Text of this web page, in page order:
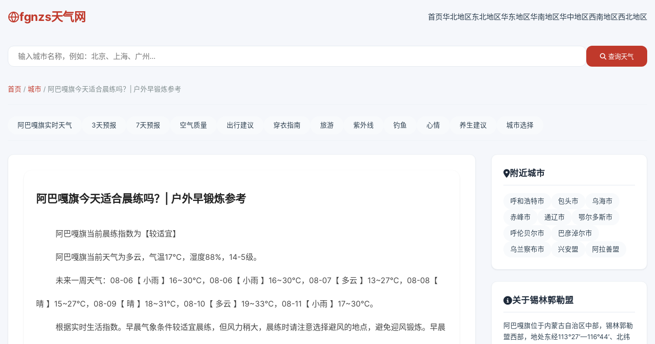
fgnzs天气网 首页华北地区东北地区华东地区华南地区华中地区西南地区西北地区
查询天气
首页 / 城市 / 阿巴嘎旗今天适合晨练吗？| 户外早锻炼参考
阿巴嘎旗实时天气 3天预报 7天预报 空气质量 出行建议 穿衣指南 旅游 紫外线 钓鱼 心情 养生建议 城市选择
阿巴嘎旗今天适合晨练吗？| 户外早锻炼参考
阿巴嘎旗当前晨练指数为【较适宜】
阿巴嘎旗当前天气为多云，气温17℃，湿度88%，14-5级。
未来一周天气：08-06【 小雨 】16~30℃，08-06【 小雨 】16~30℃，08-07【 多云 】13~27℃，08-08【
晴 】15~27℃，08-09【 晴 】18~31℃，08-10【 多云 】19~33℃，08-11【 小雨 】17~30℃。
根据实时生活指数。早晨气象条件较适宜晨练，但风力稍大，晨练时请注意选择避风的地点，避免迎风锻炼。早晨
附近城市
呼和浩特市 包头市 乌海市
赤峰市 通辽市 鄂尔多斯市
呼伦贝尔市 巴彦淖尔市
乌兰察布市 兴安盟 阿拉善盟
关于锡林郭勒盟
阿巴嘎旗位于内蒙古自治区中部，锡林郭勒
盟西部，地处东经113°27′—116°44′、北纬